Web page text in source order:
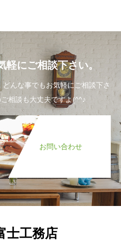
にご相談下さい。
んな事でもお気軽にご相談下さ
相談も大丈夫ですよ(^^♪
お問い合わせ
士工務店